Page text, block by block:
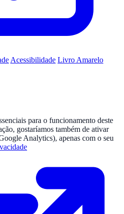
Acessibilidade Livro Amarelo
para o funcionamento deste
gostaríamos também de ativar
Analytics), apenas com o seu